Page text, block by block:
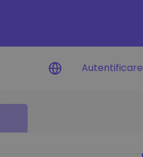
Autentificare